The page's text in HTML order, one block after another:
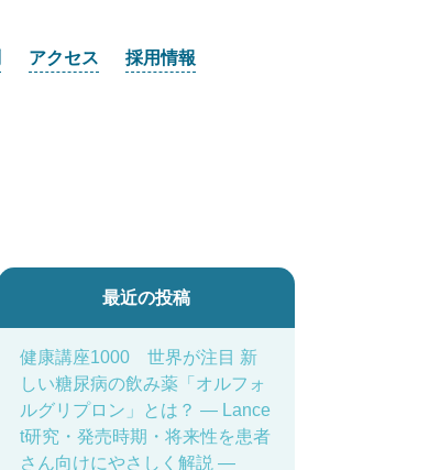
アクセス 採用情報
最近の投稿
健康講座1000 世界が注目 新
しい糖尿病の飲み薬「オルフォ
ルグリプロン」とは？ ― Lance
t研究・発売時期・将来性を患者
さん向けにやさしく解説 ―